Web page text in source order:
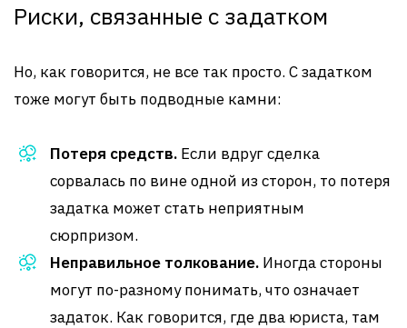
Риски, связанные с задатком
Но, как говорится, не все так просто. С задатком
тоже могут быть подводные камни:
Потеря средств. Если вдруг сделка
сорвалась по вине одной из сторон, то потеря
задатка может стать неприятным
сюрпризом.
Неправильное толкование. Иногда стороны
могут по-разному понимать, что означает
задаток. Как говорится, где два юриста, там